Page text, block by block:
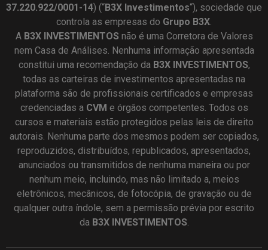
37.220.922/0001-14) (“B3X Investimentos“), sociedade que
controla as empresas do Grupo B3X.
A B3X INVESTIMENTOS não é uma Corretora de Valores
nem Casa de Análises. Nenhuma informação apresentada
constitui uma recomendação da B3X INVESTIMENTOS,
todas as carteiras de investimentos apresentadas na
plataforma são de profissionais certificados e empresas
credenciadas a CVM e órgãos competentes. Todos os
cursos e materiais estão protegidos pelas leis de direito
autorais. Nenhuma parte dos mesmos podem ser copiados,
reproduzidos, distribuídos, republicados, apresentados,
anunciados ou transmitidos de nenhuma maneira ou por
nenhum meio, incluindo, mas não limitado a, meios
eletrônicos, mecânicos, de fotocópia, de gravação ou de
qualquer outra índole, sem a permissão prévia por escrito
da B3X INVESTIMENTOS.